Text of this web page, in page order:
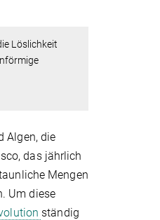
Löslichkeit
Algen, die
das jährlich
Mengen
Um diese
ständig